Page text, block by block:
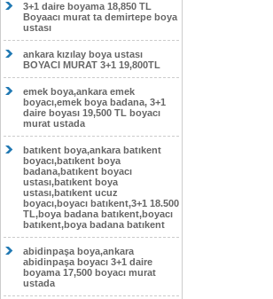
3+1 daire boyama 18,850 TL
Boyaacı murat ta demirtepe boya
ustası
ankara kızılay boya ustası
BOYACI MURAT 3+1 19,800TL
emek boya,ankara emek
boyacı,emek boya badana, 3+1
daire boyası 19,500 TL boyacı
murat ustada
batıkent boya,ankara batıkent
boyacı,batıkent boya
badana,batıkent boyacı
ustası,batıkent boya
ustası,batıkent ucuz
boyacı,boyacı batıkent,3+1 18.500
TL,boya badana batıkent,boyacı
batıkent,boya badana batıkent
abidinpaşa boya,ankara
abidinpaşa boyacı 3+1 daire
boyama 17,500 boyacı murat
ustada